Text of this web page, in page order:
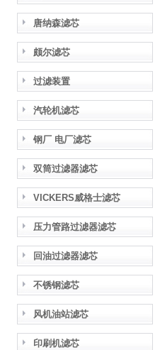
唐纳森滤芯
颇尔滤芯
过滤装置
汽轮机滤芯
钢厂 电厂滤芯
双筒过滤器滤芯
VICKERS威格士滤芯
压力管路过滤器滤芯
回油过滤器滤芯
不锈钢滤芯
风机油站滤芯
印刷机滤芯